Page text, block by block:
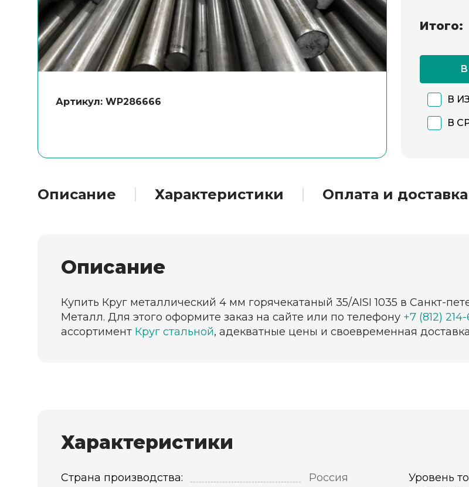
Артикул: WP286666
Итого:
В
В
Описание Характеристики Оплата и доставка
Описание
Купить Круг металлический 4 мм горячекатаный 35/AISI 1035 в Санкт-
Металл. Для этого оформите заказ на сайте или по телефону +7 (812)
ассортимент Круг стальной, адекватные цены и своевременная
Характеристики
Страна производства:
Россия
Уровень